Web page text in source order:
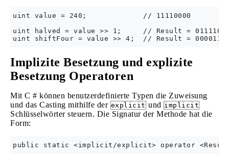
uint value = 240;             // 11110000
uint halved = value >> 1;     // Result =
Implizite Besetzung und explizite
Besetzung Operatoren
Mit C # können benutzerdefinierte Typen die Zuweisung
und das Casting mithilfe der explicit und implicit
Schlüsselwörter steuern. Die Signatur der Methode hat die
Form: